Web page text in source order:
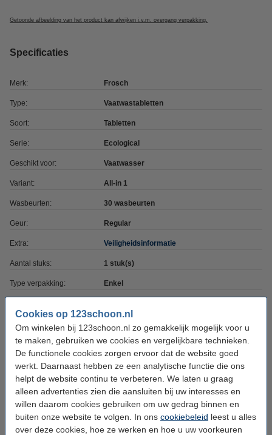
Cookies op 123schoon.nl
Om winkelen bij 123schoon.nl zo gemakkelijk mogelijk voor u
te maken, gebruiken we cookies en vergelijkbare technieken.
De functionele cookies zorgen ervoor dat de website goed
werkt. Daarnaast hebben ze een analytische functie die ons
helpt de website continu te verbeteren. We laten u graag
alleen advertenties zien die aansluiten bij uw interesses en
willen daarom cookies gebruiken om uw gedrag binnen en
buiten onze website te volgen. In ons cookiebeleid leest u alles
over deze cookies, hoe ze werken en hoe u uw voorkeuren
Getoonde afbeelding van het product kan afwijken i.v.m. overgang verpakking.
Specificaties
Merk: Frosch
Type: Vaatwastabletten
Soort: Tabletten
Serie: Ecological
Geschikt voor: Vaatwasser
Variant: All-in 1
Wasbeurten: 30 wasbeurten
Geur: Regular
Extra: Veiligheidsinformatie
Aantal stuks: 1 stuk(s)
Type verpakking: Enkel
Aanbieding:
7 dozen - 210 vaatwasbeurten
€ 66,50 € 59,85
Bestel mee:
Finish Machinereiniger Regular (250 ml)
€ 2,79